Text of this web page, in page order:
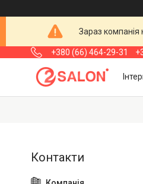
Зараз
+380 (66) 464-29-31